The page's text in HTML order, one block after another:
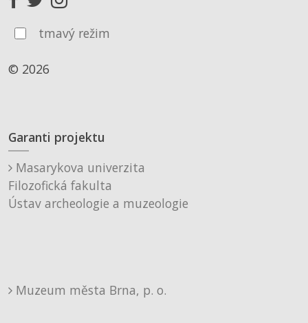
tmavý režim
© 2026
Garanti projektu
Masarykova univerzita
Filozofická fakulta
Ústav archeologie a muzeologie
Muzeum města Brna, p. o.